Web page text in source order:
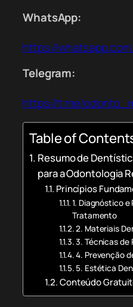
WhatsApp:
https://
Telegram:
https://t.me/
Table of
Resumo de
para a Odontologia
Princípios
1. Diagnóstico
Tratamento
2. Materiais
3. Técnicas
4. Prevenção
5. Estética
Conteúdo